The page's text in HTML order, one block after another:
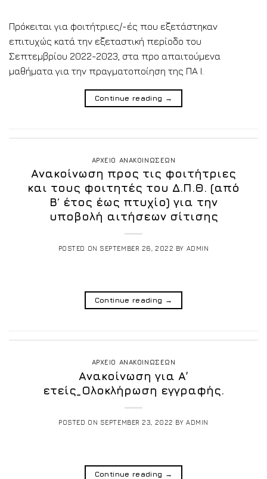
Πρόκειται για φοιτήτριες/-ές που εξετάστηκαν
επιτυχώς κατά την εξεταστική περίοδο του
Σεπτεμβρίου 2022-2023, στα προ απαιτούμενα
μαθήματα για την πραγματοποίηση της ΠΑ Ι.
Continue reading →
ΑΡΧΕΙΟ ΑΝΑΚΟΙΝΩΣΕΩΝ
Ανακοίνωση προς τις φοιτήτριες
και τους φοιτητές του Δ.Π.Θ. (από
Β΄ έτος έως πτυχίο) για την
υποβολή αιτήσεων σίτισης
POSTED ON SEPTEMBER 26, 2022 BY ADMIN
Continue reading →
ΑΡΧΕΙΟ ΑΝΑΚΟΙΝΩΣΕΩΝ
Ανακοίνωση για Α’
ετείς_Ολοκλήρωση εγγραφής.
POSTED ON SEPTEMBER 23, 2022 BYADMIN
Continue reading →